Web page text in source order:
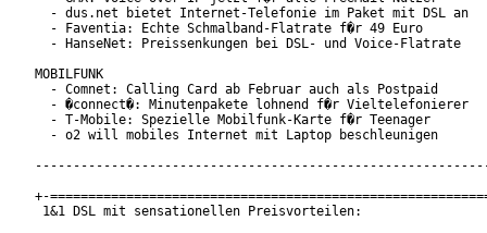
  - dus.net bietet Internet-Telefonie im Paket mit DSL an
  - Faventia: Echte Schmalband-Flatrate f�r 49 Euro
  - HanseNet: Preissenkungen bei DSL- und Voice-Flatrate
MOBILFUNK
  - Comnet: Calling Card ab Februar auch als Postpaid
  - �connect�: Minutenpakete lohnend f�r Vieltelefonierer
  - T-Mobile: Spezielle Mobilfunk-Karte f�r Teenager
  - o2 will mobiles Internet mit Laptop beschleunigen
+-
1&1 DSL mit sensationellen Preisvorteilen: